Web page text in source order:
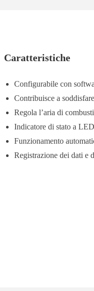
Caratteristiche
Configurabile con
Contribuisce a
Regola l’aria di
Indicatore di stato a
Funzionamento
Registrazione dei dati e